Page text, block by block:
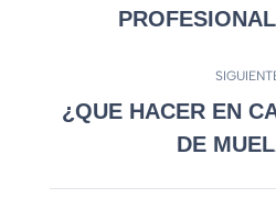
¿QUE HACER EN
DE